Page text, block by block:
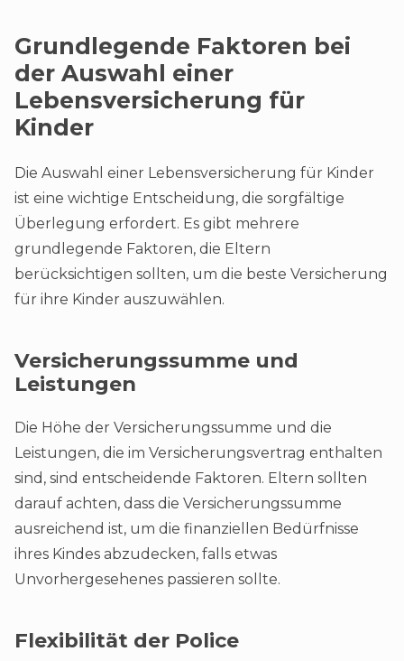
Grundlegende Faktoren bei
der Auswahl einer
Lebensversicherung für
Kinder
Die Auswahl einer Lebensversicherung für Kinder
ist eine wichtige Entscheidung, die sorgfältige
Überlegung erfordert. Es gibt mehrere
grundlegende Faktoren, die Eltern
berücksichtigen sollten, um die beste Versicherung
für ihre Kinder auszuwählen.
Versicherungssumme und
Leistungen
Die Höhe der Versicherungssumme und die
Leistungen, die im Versicherungsvertrag enthalten
sind, sind entscheidende Faktoren. Eltern sollten
darauf achten, dass die Versicherungssumme
ausreichend ist, um die finanziellen Bedürfnisse
ihres Kindes abzudecken, falls etwas
Unvorhergesehenes passieren sollte.
Flexibilität der Police